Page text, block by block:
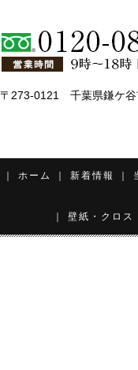
〒273-0121 千葉県鎌ケ谷
ホーム 新着情報
壁紙・クロス